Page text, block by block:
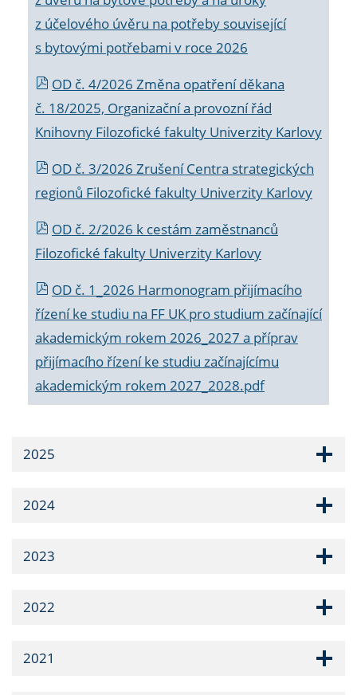
z účelového úvěru na potřeby související
s bytovými potřebami v roce 2026
OD č. 4/2026 Změna opatření děkana
č. 18/2025, Organizační a provozní řád
Knihovny Filozofické fakulty Univerzity Karlovy
OD č. 3/2026 Zrušení Centra strategických
regionů Filozofické fakulty Univerzity Karlovy
OD č. 2/2026 k cestám zaměstnanců
Filozofické fakulty Univerzity Karlovy
OD č. 1_2026 Harmonogram přijímacího
řízení ke studiu na FF UK pro studium začínající
akademickým rokem 2026_2027 a příprav
přijímacího řízení ke studiu začínajícímu
akademickým rokem 2027_2028.pdf
2025
2024
2023
2022
2021